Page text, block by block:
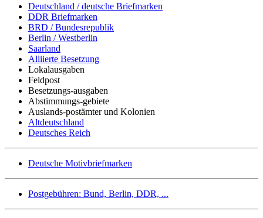
Deutschland / deutsche Briefmarken
DDR Briefmarken
BRD / Bundesrepublik
Berlin / Westberlin
Saarland
Alliierte Besetzung
Lokalausgaben
Feldpost
Besetzungs-ausgaben
Abstimmungs-gebiete
Auslands-postämter und Kolonien
Altdeutschland
Deutsches Reich
Deutsche Motivbriefmarken
Postgebühren: Bund, Berlin, DDR, ...